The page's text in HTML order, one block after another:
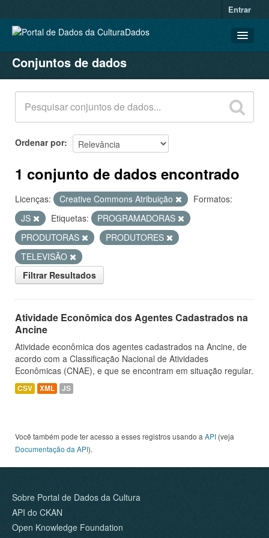
Entrar
CONJUNTOS DE DADOS
ORGANIZAÇÕES
GRUPOS
SOBRE
Conjuntos de dados
Ordenar por
1 conjunto de dados encontrado
Licenças: Creative Commons Atribuição
Formatos:
JS
Etiquetas:
PROGRAMADORAS
PRODUTORAS
PRODUTORES
TELEVISÃO
Filtrar Resultados
Atividade Econômica dos Agentes Cadastrados na
Ancine
Atividade econômica dos agentes cadastrados na Ancine, de
acordo com a Classificação Nacional de Atividades
Econômicas (CNAE), e que se encontram em situação regular.
CSV XML JS
Você também pode ter acesso a esses registros usando a API (veja
Documentação da API).
Sobre Portal de Dados da Cultura
API do CKAN
Open Knowledge Foundation